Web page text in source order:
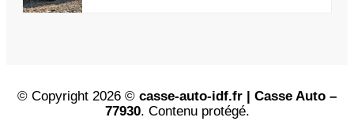
© Copyright 2026 © casse-auto-idf.fr | Casse Auto –
77930. Contenu protégé.